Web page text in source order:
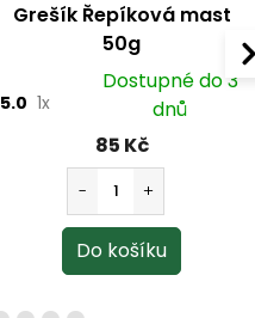
Grešík Řepíková mast
50g
5.0 1x
Dostupné do 3
dnů
85 Kč